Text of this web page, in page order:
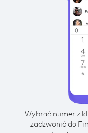
Wybrać numer z
zadzwonić do